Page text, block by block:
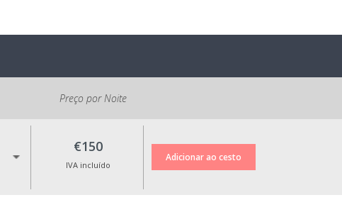
Preço por Noite
€150
IVA incluído